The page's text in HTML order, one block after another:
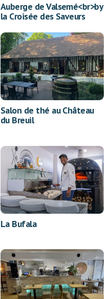
Auberge de Valsemé<br>by
la Croisée des Saveurs
Salon de thé au Château
du Breuil
La Bufala